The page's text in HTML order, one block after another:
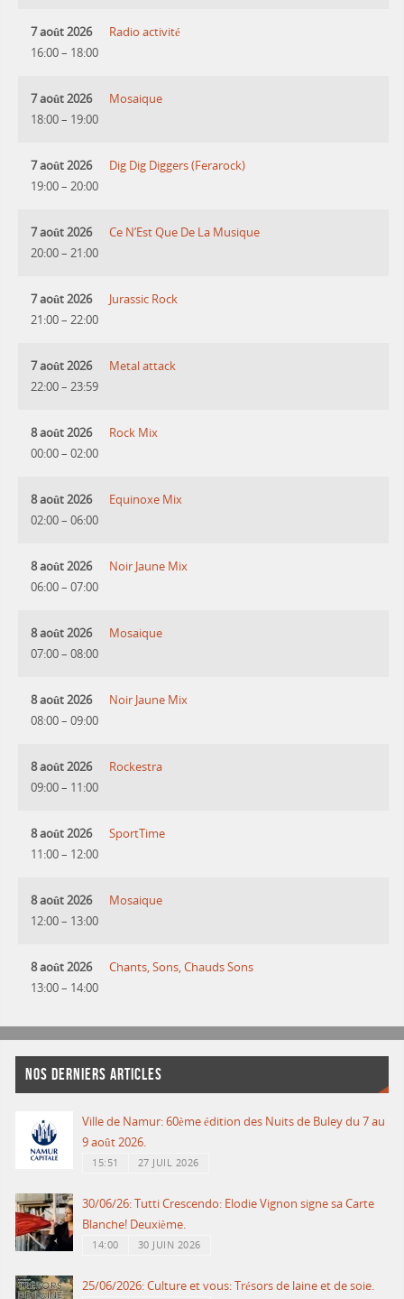
7 août 2026
16:00– 18:00
Radio activité
7 août 2026
18:00– 19:00
Mosaique
7 août 2026
19:00– 20:00
Dig Dig Diggers (Ferarock)
7 août 2026
20:00– 21:00
Ce N’Est Que De La Musique
7 août 2026
21:00– 22:00
Jurassic Rock
7 août 2026
22:00– 23:59
Metal attack
8 août 2026
00:00– 02:00
Rock Mix
8 août 2026
02:00– 06:00
Equinoxe Mix
8 août 2026
06:00– 07:00
Noir Jaune Mix
8 août 2026
07:00– 08:00
Mosaique
8 août 2026
08:00– 09:00
Noir Jaune Mix
8 août 2026
09:00– 11:00
Rockestra
8 août 2026
11:00– 12:00
SportTime
8 août 2026
12:00– 13:00
Mosaique
8 août 2026
13:00– 14:00
Chants, Sons, Chauds Sons
NOS DERNIERS ARTICLES
Ville de Namur: 60ème édition des Nuits de Buley du 7 au
9 août 2026.
15:51 27 JUIL 2026
30/06/26: Tutti Crescendo: Elodie Vignon signe sa Carte
Blanche! Deuxième.
14:00 30 JUIN 2026
25/06/2026: Culture et vous: Trésors de laine et de soie.